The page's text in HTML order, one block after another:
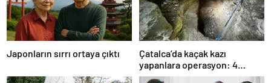
Japonların sırrı ortaya çıktı
Çatalca’da kaçak kazı
yapanlara operasyon: 4
gözaltı